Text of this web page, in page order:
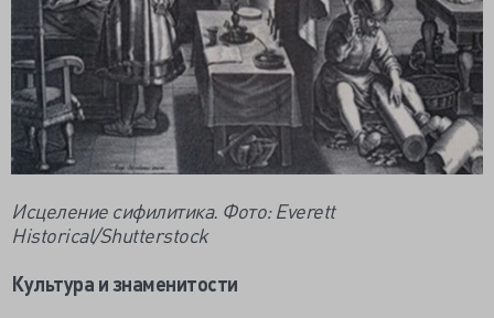
Исцеление сифилитика. Фото: Everett
Historical/Shutterstock
Культура и знаменитости